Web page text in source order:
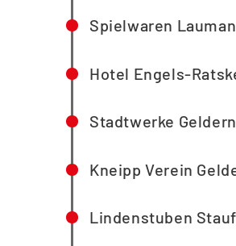
Spielwaren
Hotel Engels-
Stadtwerke
Kneipp Verein
Lindenstuben